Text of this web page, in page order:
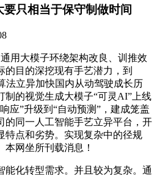
只相当于保守制做时间
大模子环绕架构改良、训推效
目的深挖现有手艺潜力，到
法立异加快国内从动驾驶成长历
制的视觉生成大模子“可灵AI”上线
应”升级到“自动预测”，建成笼盖
的同一人工智能手艺立异平台，开
特点和劣势。实现复杂中的径规
网坐所刊载消息！
化转型需求。并且较为复杂。通